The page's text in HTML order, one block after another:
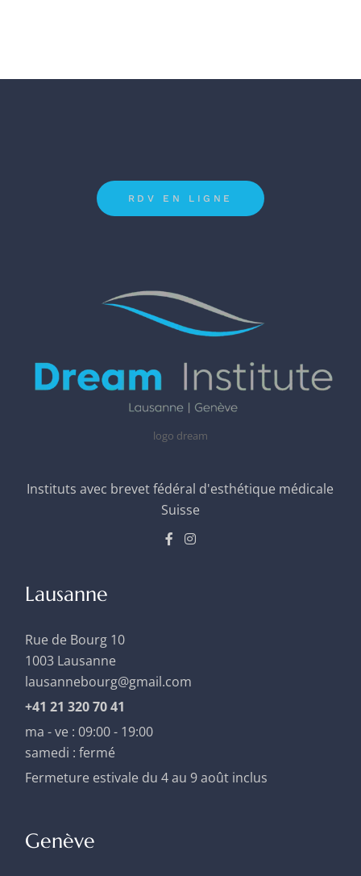
RDV EN LIGNE
logo dream
Instituts avec brevet fédéral d'esthétique médicale
Suisse
Lausanne
Rue de Bourg 10
1003 Lausanne
lausannebourg@gmail.com
+41 21 320 70 41
ma - ve : 09:00 - 19:00
samedi : fermé
Fermeture estivale du 4 au 9 août inclus
Genève